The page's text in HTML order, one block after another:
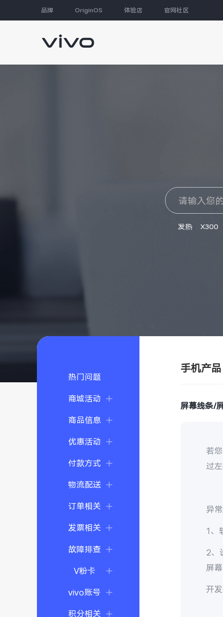
品牌 OriginOS 体验店 官网社区
发热 X300
热门问题
商城活动
商品信息
优惠活动
付款方式
物流配送
订单相关
发票相关
故障排查
V粉卡
vivo账号
积分相关
手机产品
屏幕线条/
若
过
异
1、
2、
屏
开